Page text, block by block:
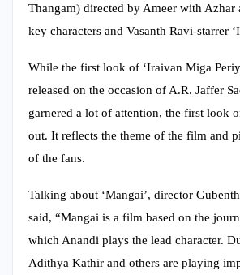
Thangam) directed by Ameer with Azhar
key characters and Vasanth Ravi-starrer
While the first look of ‘Iraivan Miga
released on the occasion of A.R. Jaffer
garnered a lot of attention, the first look
out. It reflects the theme of the film and
of the fans.
Talking about ‘Mangai’, director
said, “Mangai is a film based on the
which Anandi plays the lead character.
Adithya Kathir and others are playing